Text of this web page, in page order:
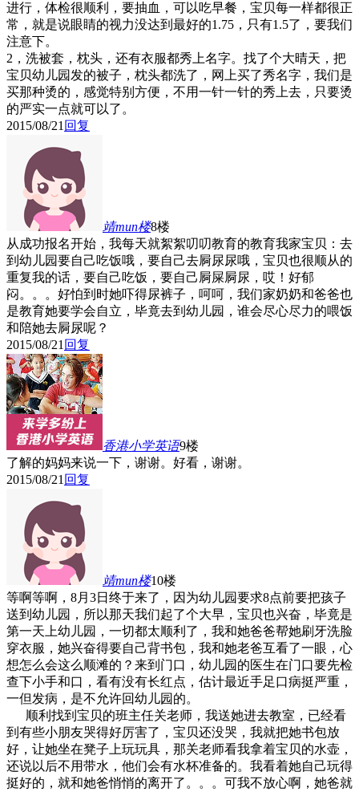
进行，体检很顺利，要抽血，可以吃早餐，宝贝每一样都很正
常，就是说眼睛的视力没达到最好的1.75，只有1.5了，要我们
注意下。
2，洗被套，枕头，还有衣服都秀上名字。找了个大晴天，把
宝贝幼儿园发的被子，枕头都洗了，网上买了秀名字，我们是
买那种烫的，感觉特别方便，不用一针一针的秀上去，只要烫
的严实一点就可以了。
2015/08/21 回复
靖mun楼8楼
从成功报名开始，我每天就絮絮叨叨教育的教育我家宝贝：去
到幼儿园要自己吃饭哦，要自己去屙尿尿哦，宝贝也很顺从的
重复我的话，要自己吃饭，要自己屙屎屙尿，哎！好郁
闷。。。好怕到时她吓得尿裤子，呵呵，我们家奶奶和爸爸也
是教育她要学会自立，毕竟去到幼儿园，谁会尽心尽力的喂饭
和陪她去屙尿呢？
2015/08/21 回复
香港小学英语9楼
了解的妈妈来说一下，谢谢。好看，谢谢。
2015/08/21 回复
靖mun楼10楼
等啊等啊，8月3日终于来了，因为幼儿园要求8点前要把孩子
送到幼儿园，所以那天我们起了个大早，宝贝也兴奋，毕竟是
第一天上幼儿园，一切都太顺利了，我和她爸爸帮她刷牙洗脸
穿衣服，她兴奋得要自己背书包，我和她老爸互看了一眼，心
想怎么会这么顺滩的？来到门口，幼儿园的医生在门口要先检
查下小手和口，看有没有长红点，估计最近手足口病挺严重，
一但发病，是不允许回幼儿园的。
顺利找到宝贝的班主任关老师，我送她进去教室，已经看
到有些小朋友哭得好厉害了，宝贝还没哭，我就把她书包放
好，让她坐在凳子上玩玩具，那关老师看我拿着宝贝的水壶，
还说以后不用带水，他们会有水杯准备的。我看着她自己玩得
挺好的，就和她爸悄悄的离开了。。。可我不放心啊，她爸就